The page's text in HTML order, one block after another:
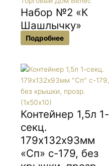
Набор №2 «К
Шашлычку»
Подробнее
Контейнер 1,5л 1-
секц.
179х132х93мм
«Сп» с-179, без